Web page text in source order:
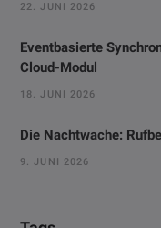
22. JUNI 2026
Eventbasierte
Cloud-Modul
18. JUNI 2026
Die Nachtwache:
9. JUNI 2026